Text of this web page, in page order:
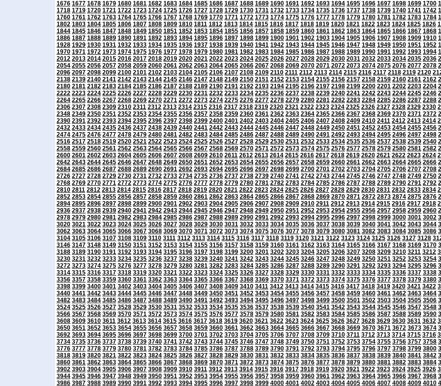
1676 1677 1678 1679 1680 1681 1682 1683 1684 1685 1686 1687 1688 1689 1690 1691 1692 1693 1694 1695 1696 1697 1698 1699 1700
1718 1719 1720 1721 1722 1723 1724 1725 1726 1727 1728 1729 1730 1731 1732 1733 1734 1735 1736 1737 1738 1739 1740 1741 1742
1760 1761 1762 1763 1764 1765 1766 1767 1768 1769 1770 1771 1772 1773 1774 1775 1776 1777 1778 1779 1780 1781 1782 1783 1784
1802 1803 1804 1805 1806 1807 1808 1809 1810 1811 1812 1813 1814 1815 1816 1817 1818 1819 1820 1821 1822 1823 1824 1825 1826
1844 1845 1846 1847 1848 1849 1850 1851 1852 1853 1854 1855 1856 1857 1858 1859 1860 1861 1862 1863 1864 1865 1866 1867 1868
1886 1887 1888 1889 1890 1891 1892 1893 1894 1895 1896 1897 1898 1899 1900 1901 1902 1903 1904 1905 1906 1907 1908 1909 1910
1928 1929 1930 1931 1932 1933 1934 1935 1936 1937 1938 1939 1940 1941 1942 1943 1944 1945 1946 1947 1948 1949 1950 1951 1952
1970 1971 1972 1973 1974 1975 1976 1977 1978 1979 1980 1981 1982 1983 1984 1985 1986 1987 1988 1989 1990 1991 1992 1993 1994
2012 2013 2014 2015 2016 2017 2018 2019 2020 2021 2022 2023 2024 2025 2026 2027 2028 2029 2030 2031 2032 2033 2034 2035 2036
2054 2055 2056 2057 2058 2059 2060 2061 2062 2063 2064 2065 2066 2067 2068 2069 2070 2071 2072 2073 2074 2075 2076 2077 2078
2096 2097 2098 2099 2100 2101 2102 2103 2104 2105 2106 2107 2108 2109 2110 2111 2112 2113 2114 2115 2116 2117 2118 2119 2120
2138 2139 2140 2141 2142 2143 2144 2145 2146 2147 2148 2149 2150 2151 2152 2153 2154 2155 2156 2157 2158 2159 2160 2161 2162
2180 2181 2182 2183 2184 2185 2186 2187 2188 2189 2190 2191 2192 2193 2194 2195 2196 2197 2198 2199 2200 2201 2202 2203 2204
2222 2223 2224 2225 2226 2227 2228 2229 2230 2231 2232 2233 2234 2235 2236 2237 2238 2239 2240 2241 2242 2243 2244 2245 2246
2264 2265 2266 2267 2268 2269 2270 2271 2272 2273 2274 2275 2276 2277 2278 2279 2280 2281 2282 2283 2284 2285 2286 2287 2288
2306 2307 2308 2309 2310 2311 2312 2313 2314 2315 2316 2317 2318 2319 2320 2321 2322 2323 2324 2325 2326 2327 2328 2329 2330
2348 2349 2350 2351 2352 2353 2354 2355 2356 2357 2358 2359 2360 2361 2362 2363 2364 2365 2366 2367 2368 2369 2370 2371 2372
2390 2391 2392 2393 2394 2395 2396 2397 2398 2399 2400 2401 2402 2403 2404 2405 2406 2407 2408 2409 2410 2411 2412 2413 2414
2432 2433 2434 2435 2436 2437 2438 2439 2440 2441 2442 2443 2444 2445 2446 2447 2448 2449 2450 2451 2452 2453 2454 2455 2456
2474 2475 2476 2477 2478 2479 2480 2481 2482 2483 2484 2485 2486 2487 2488 2489 2490 2491 2492 2493 2494 2495 2496 2497 2498
2516 2517 2518 2519 2520 2521 2522 2523 2524 2525 2526 2527 2528 2529 2530 2531 2532 2533 2534 2535 2536 2537 2538 2539 2540
2558 2559 2560 2561 2562 2563 2564 2565 2566 2567 2568 2569 2570 2571 2572 2573 2574 2575 2576 2577 2578 2579 2580 2581 2582
2600 2601 2602 2603 2604 2605 2606 2607 2608 2609 2610 2611 2612 2613 2614 2615 2616 2617 2618 2619 2620 2621 2622 2623 2624
2642 2643 2644 2645 2646 2647 2648 2649 2650 2651 2652 2653 2654 2655 2656 2657 2658 2659 2660 2661 2662 2663 2664 2665 2666
2684 2685 2686 2687 2688 2689 2690 2691 2692 2693 2694 2695 2696 2697 2698 2699 2700 2701 2702 2703 2704 2705 2706 2707 2708
2726 2727 2728 2729 2730 2731 2732 2733 2734 2735 2736 2737 2738 2739 2740 2741 2742 2743 2744 2745 2746 2747 2748 2749 2750
2768 2769 2770 2771 2772 2773 2774 2775 2776 2777 2778 2779 2780 2781 2782 2783 2784 2785 2786 2787 2788 2789 2790 2791 2792
2810 2811 2812 2813 2814 2815 2816 2817 2818 2819 2820 2821 2822 2823 2824 2825 2826 2827 2828 2829 2830 2831 2832 2833 2834
2852 2853 2854 2855 2856 2857 2858 2859 2860 2861 2862 2863 2864 2865 2866 2867 2868 2869 2870 2871 2872 2873 2874 2875 2876
2894 2895 2896 2897 2898 2899 2900 2901 2902 2903 2904 2905 2906 2907 2908 2909 2910 2911 2912 2913 2914 2915 2916 2917 2918
2936 2937 2938 2939 2940 2941 2942 2943 2944 2945 2946 2947 2948 2949 2950 2951 2952 2953 2954 2955 2956 2957 2958 2959 2960
2978 2979 2980 2981 2982 2983 2984 2985 2986 2987 2988 2989 2990 2991 2992 2993 2994 2995 2996 2997 2998 2999 3000 3001 3002
3020 3021 3022 3023 3024 3025 3026 3027 3028 3029 3030 3031 3032 3033 3034 3035 3036 3037 3038 3039 3040 3041 3042 3043 3044
3062 3063 3064 3065 3066 3067 3068 3069 3070 3071 3072 3073 3074 3075 3076 3077 3078 3079 3080 3081 3082 3083 3084 3085 3086
3104 3105 3106 3107 3108 3109 3110 3111 3112 3113 3114 3115 3116 3117 3118 3119 3120 3121 3122 3123 3124 3125 3126 3127 3128
3146 3147 3148 3149 3150 3151 3152 3153 3154 3155 3156 3157 3158 3159 3160 3161 3162 3163 3164 3165 3166 3167 3168 3169 3170
3188 3189 3190 3191 3192 3193 3194 3195 3196 3197 3198 3199 3200 3201 3202 3203 3204 3205 3206 3207 3208 3209 3210 3211 3212
3230 3231 3232 3233 3234 3235 3236 3237 3238 3239 3240 3241 3242 3243 3244 3245 3246 3247 3248 3249 3250 3251 3252 3253 3254
3272 3273 3274 3275 3276 3277 3278 3279 3280 3281 3282 3283 3284 3285 3286 3287 3288 3289 3290 3291 3292 3293 3294 3295 3296
3314 3315 3316 3317 3318 3319 3320 3321 3322 3323 3324 3325 3326 3327 3328 3329 3330 3331 3332 3333 3334 3335 3336 3337 3338
3356 3357 3358 3359 3360 3361 3362 3363 3364 3365 3366 3367 3368 3369 3370 3371 3372 3373 3374 3375 3376 3377 3378 3379 3380
3398 3399 3400 3401 3402 3403 3404 3405 3406 3407 3408 3409 3410 3411 3412 3413 3414 3415 3416 3417 3418 3419 3420 3421 3422
3440 3441 3442 3443 3444 3445 3446 3447 3448 3449 3450 3451 3452 3453 3454 3455 3456 3457 3458 3459 3460 3461 3462 3463 3464
3482 3483 3484 3485 3486 3487 3488 3489 3490 3491 3492 3493 3494 3495 3496 3497 3498 3499 3500 3501 3502 3503 3504 3505 3506
3524 3525 3526 3527 3528 3529 3530 3531 3532 3533 3534 3535 3536 3537 3538 3539 3540 3541 3542 3543 3544 3545 3546 3547 3548
3566 3567 3568 3569 3570 3571 3572 3573 3574 3575 3576 3577 3578 3579 3580 3581 3582 3583 3584 3585 3586 3587 3588 3589 3590
3608 3609 3610 3611 3612 3613 3614 3615 3616 3617 3618 3619 3620 3621 3622 3623 3624 3625 3626 3627 3628 3629 3630 3631 3632
3650 3651 3652 3653 3654 3655 3656 3657 3658 3659 3660 3661 3662 3663 3664 3665 3666 3667 3668 3669 3670 3671 3672 3673 3674
3692 3693 3694 3695 3696 3697 3698 3699 3700 3701 3702 3703 3704 3705 3706 3707 3708 3709 3710 3711 3712 3713 3714 3715 3716
3734 3735 3736 3737 3738 3739 3740 3741 3742 3743 3744 3745 3746 3747 3748 3749 3750 3751 3752 3753 3754 3755 3756 3757 3758
3776 3777 3778 3779 3780 3781 3782 3783 3784 3785 3786 3787 3788 3789 3790 3791 3792 3793 3794 3795 3796 3797 3798 3799 3800
3818 3819 3820 3821 3822 3823 3824 3825 3826 3827 3828 3829 3830 3831 3832 3833 3834 3835 3836 3837 3838 3839 3840 3841 3842
3860 3861 3862 3863 3864 3865 3866 3867 3868 3869 3870 3871 3872 3873 3874 3875 3876 3877 3878 3879 3880 3881 3882 3883 3884
3902 3903 3904 3905 3906 3907 3908 3909 3910 3911 3912 3913 3914 3915 3916 3917 3918 3919 3920 3921 3922 3923 3924 3925 3926
3944 3945 3946 3947 3948 3949 3950 3951 3952 3953 3954 3955 3956 3957 3958 3959 3960 3961 3962 3963 3964 3965 3966 3967 3968
3986 3987 3988 3989 3990 3991 3992 3993 3994 3995 3996 3997 3998 3999 4000 4001 4002 4003 4004 4005 4006 4007 4008 4009 4010